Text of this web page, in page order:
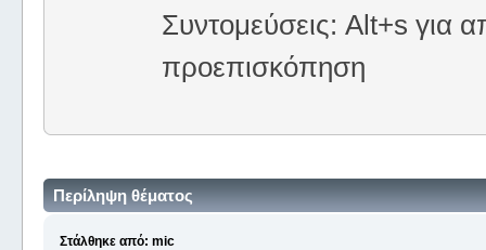
Συντομεύσεις: Alt+s για
προεπισκόπηση
Περίληψη θέματος
Στάλθηκε από: mic